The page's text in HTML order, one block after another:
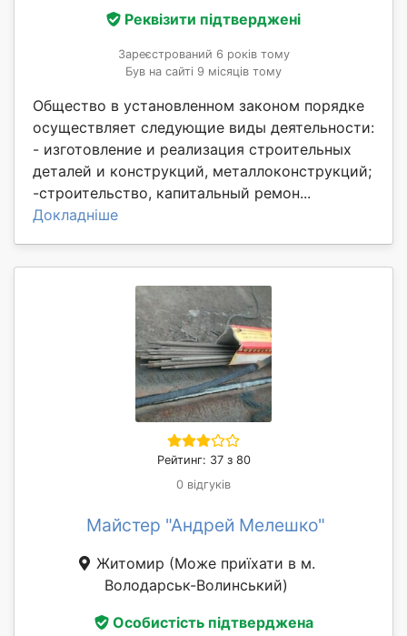
Реквізити підтверджені
Зареєстрований 6 років тому
Був на сайті 9 місяців тому
Общество в установленном законом порядке
осуществляет следующие виды деятельности:
- изготовление и реализация строительных
деталей и конструкций, металлоконструкций;
-строительство, капитальный ремон...
Докладніше
Рейтинг: 37 з 80
0 відгуків
Майстер "Андрей Мелешко"
Житомир (Може приїхати в м.
Володарськ-Волинський)
Особистість підтверджена